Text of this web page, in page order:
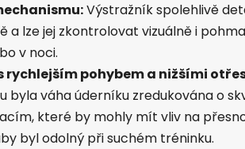
Výstražník spolehlivě
a lze jej zkontrolovat vizuálně i
v noci.
rychlejším pohybem a nižšími
byla váha úderníku zredukována o
které by mohly mít vliv na
byl odolný při suchém tréninku.